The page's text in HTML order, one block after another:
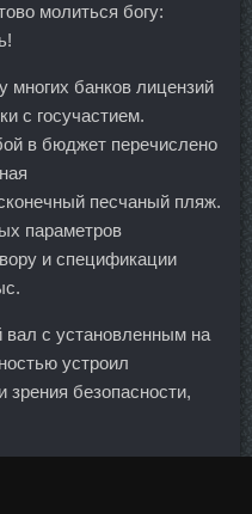
молиться богу:
многих банков лицензий
с госучастием.
в бюджет перечислено
песчаный пляж.
параметров
и спецификации
с установленным на
устроил
зрения безопасности,